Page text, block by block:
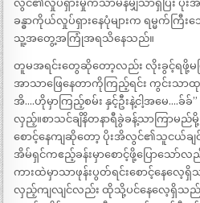
လွင်၏လှုပ်ရှားမှုကသာမန်မျှသာရှိပြီး ပို
ခန္ဓာကိုယ်လှုပ်ရှားနေပုံများက ရမ္မက်ကြီ
သူ့အတွေ့အကြုံအရသိနေသည်။
တူမအရင်းတွေဆိုတော့လည်း လိုးခွင့်ရဖို့
အာသာဖြေနေတာကိုကြည့်ရင်း ကွင်းသာ
အိ….ဟိုမှာကြည့်စမ်း နှင့်ဦးနဲ့ငါ့အမေ….
လှည့်။စာသင်ချိနိတနာရီခွဲခန့်သာကြာမည်
စောင့်နေကျဆိုတော့ ပိုးအိလွင်၏သူငယ်ချင်း
အိမ်ရှင်ကဧည့်ခန်းမှာစောင့်ဖို့ပြောသော်
ကားထဲမှာသာဖုန်းပွတ်ရင်းစောင့်နေလေ့
လှည့်ကျလျင်လည်း ထိုသို့ပင်နေလေ့ရှိသည်။